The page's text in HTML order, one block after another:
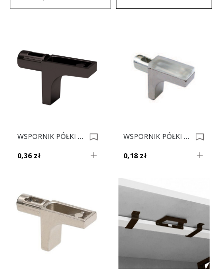
WSPORNIK PÓŁKI WURTH DO SZKŁA CZARNY K-LINE 0022539
0,36 zł
WSPORNIK PÓŁKI WURTH WKŁADKA SILIKONOWA A0683311139961 0020218
0,18 zł